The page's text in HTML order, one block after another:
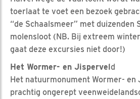
toerlaat te voet een bezoek
“de Schaalsmeer” met duizenden
molensloot (NB. Bij extreem
gaat deze excursies niet door!)
Het Wormer- en Jisperveld
Het natuurmonument Wormer- en
prachtig ongerept